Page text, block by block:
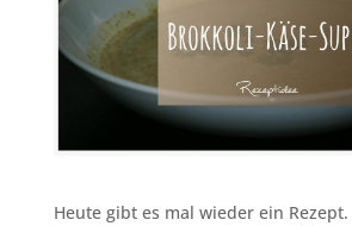
Heute gibt es mal wieder ein Rezept.